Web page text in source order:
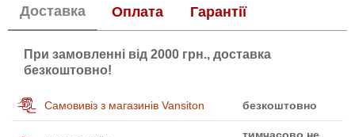
Доставка Оплата Гарантії
При замовленні від 2000 грн., доставка
безкоштовно!
Самовивіз з магазинів Vansiton безкоштовно
тимчасово не